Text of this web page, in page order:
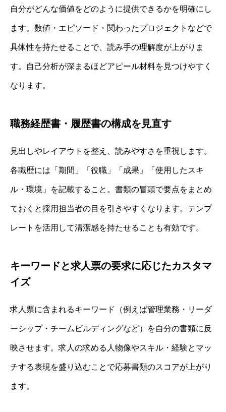
自分がどんな価値をどのように提供できるかを明確にし
ます。数値・エピソード・関わったプロジェクトなどで
具体性を持たせることで、読み手の理解度が上がりま
す。自己分析が深まるほどアピール材料を見つけやすく
なります。
職務経歴書・履歴書の構成を見直す
見出しやレイアウトを整え、読みやすさを重視します。
各職歴には「期間」「役職」「成果」「使用したスキ
ル・環境」を記載すること。書類の冒頭で要点をまとめ
ておくと採用担当者の目を引きやすくなります。テンプ
レートを活用して清潔感を持たせることも有効です。
キーワードと求人票の要求に応じたカスタマ
イズ
求人票に含まれるキーワード（例えば管理業務・リーダ
ーシップ・チームビルディングなど）を自分の書類に反
映させます。求人の求める人物像やスキル・経験とマッ
チする表現を盛り込むことで応募書類のスコアが上がり
ます。